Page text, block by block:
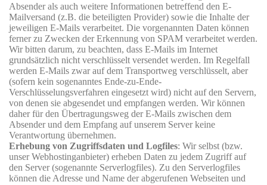
Absender als auch weitere Informationen betreffend den E-
Mailversand (z.B. die beteiligten Provider) sowie die Inhalte der
jeweiligen E-Mails verarbeitet. Die vorgenannten Daten können
ferner zu Zwecken der Erkennung von SPAM verarbeitet werden.
Wir bitten darum, zu beachten, dass E-Mails im Internet
grundsätzlich nicht verschlüsselt versendet werden. Im Regelfall
werden E-Mails zwar auf dem Transportweg verschlüsselt, aber
(sofern kein sogenanntes Ende-zu-Ende-
Verschlüsselungsverfahren eingesetzt wird) nicht auf den Servern,
von denen sie abgesendet und empfangen werden. Wir können
daher für den Übertragungsweg der E-Mails zwischen dem
Absender und dem Empfang auf unserem Server keine
Verantwortung übernehmen.
Erhebung von Zugriffsdaten und Logfiles: Wir selbst (bzw.
unser Webhostinganbieter) erheben Daten zu jedem Zugriff auf
den Server (sogenannte Serverlogfiles). Zu den Serverlogfiles
können die Adresse und Name der abgerufenen Webseiten und